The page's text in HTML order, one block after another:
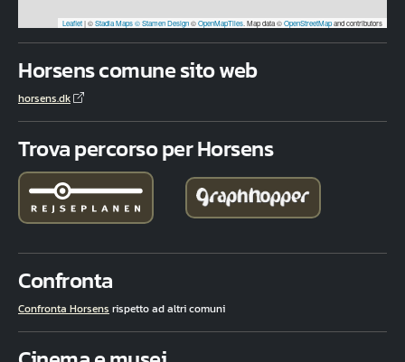
Leaflet|©Stadia Maps© Stamen Design©OpenMapTiles . Map data ©OpenStreetMapand contributors
Horsens comune sito web
horsens.dk
Trova percorso per Horsens
Confronta
Confronta Horsens rispetto ad altri comuni